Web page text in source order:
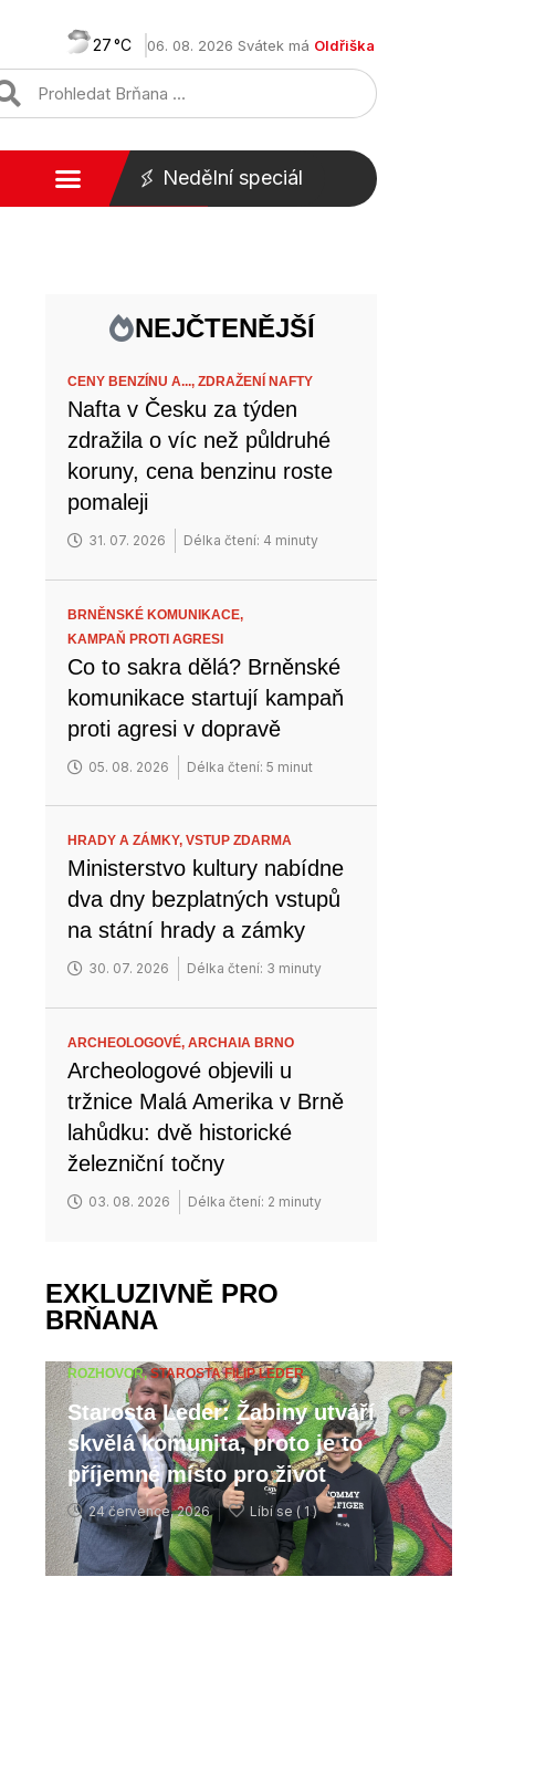
27 06. 08. 2026 Svátek má Oldřiška
Nedělní speciál
NEJČTENĚJŠÍ
CENY BENZÍNU A...,ZDRAŽENÍ NAFTY
Nafta v Česku za týden
zdražila o víc než půldruhé
koruny, cena benzinu roste
pomaleji
31. 07. 2026 Délka čtení: 4 minuty
BRNĚNSKÉ KOMUNIKACE,
KAMPAŇ PROTI AGRESI
Co to sakra dělá? Brněnské
komunikace startují kampaň
proti agresi v dopravě
05. 08. 2026 Délka čtení: 5 minut
HRADY A ZÁMKY,VSTUP ZDARMA
Ministerstvo kultury nabídne
dva dny bezplatných vstupů
na státní hrady a zámky
30. 07. 2026 Délka čtení: 3 minuty
ARCHEOLOGOVÉ,ARCHAIA BRNO
Archeologové objevili u
tržnice Malá Amerika v Brně
lahůdku: dvě historické
železniční točny
03. 08. 2026 Délka čtení: 2 minuty
EXKLUZIVNĚ PRO
BRŇANA
ROZHOVOR,STAROSTA FILIP LEDER
Starosta Leder: Žabiny utváří
skvělá komunita, proto je to
příjemné místo pro život
24 července, 2026 Líbí se ( 1 )